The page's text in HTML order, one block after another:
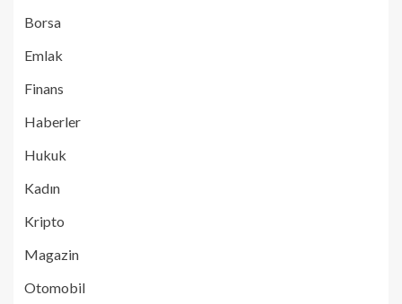
Borsa
Emlak
Finans
Haberler
Hukuk
Kadın
Kripto
Magazin
Otomobil